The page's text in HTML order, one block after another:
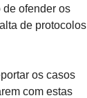
de ofender os
de protocolos
os casos
com estas